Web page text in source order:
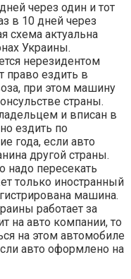
через один и тот
в 10 дней через
схема актуальна
Украины.
нерезидентом
право ездить в
при этом машину
страны.
и вписан в
ездить по
года, если авто
другой страны.
надо пересекать
только иностранный
машина.
работает за
на авто компании, то
на этом автомобиле
авто оформлено на